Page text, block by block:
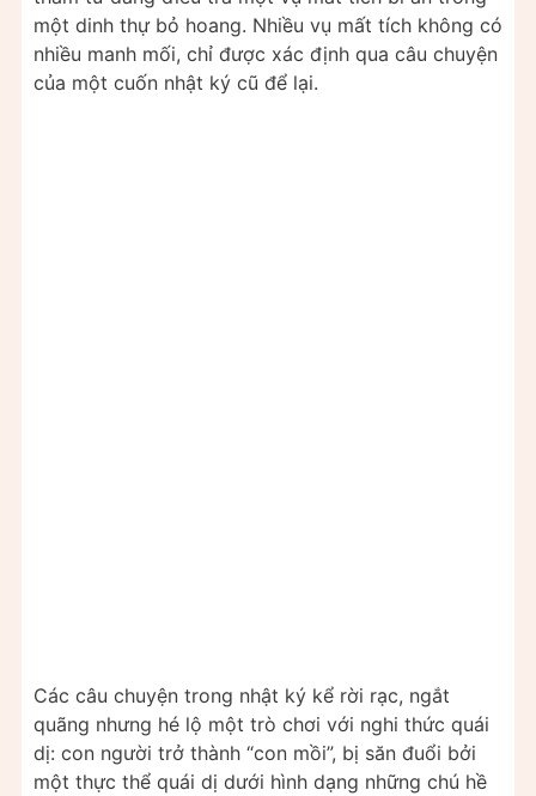
một dinh thự bỏ hoang. Nhiều vụ mất tích không có
nhiều manh mối, chỉ được xác định qua câu chuyện
của một cuốn nhật ký cũ để lại.
Các câu chuyện trong nhật ký kể rời rạc, ngắt
quãng nhưng hé lộ một trò chơi với nghi thức quái
dị: con người trở thành “con mồi”, bị săn đuổi bởi
một thực thể quái dị dưới hình dạng những chú hề